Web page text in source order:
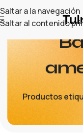
Saltar a la navegación
Saltar al contenido
Productos